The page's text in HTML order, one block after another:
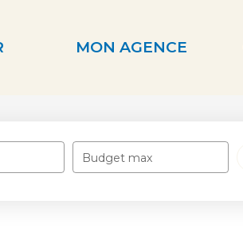
MON AGENCE
Budget max